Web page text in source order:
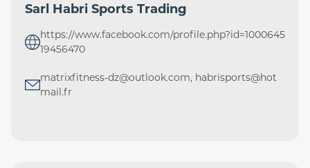
Sarl Habri Sports Trading
https://www.facebook.com/profile.php?id=1000645
19456470
matrixfitness-dz@outlook.com, habrisports@hot
mail.fr